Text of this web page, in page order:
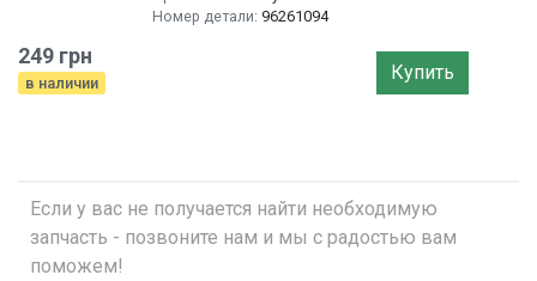
Номер детали: 96261094
249 грн
в наличии Купить
Если у вас не получается найти необходимую
запчасть - позвоните нам и мы с радостью вам
поможем!